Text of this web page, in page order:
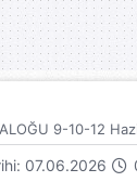
9-10-12
07.06.2026